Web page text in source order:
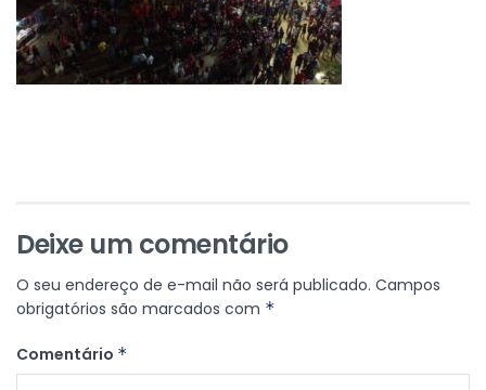
Deixe um comentário
O seu endereço de e-mail não será publicado. Campos
obrigatórios são marcados com *
Comentário *